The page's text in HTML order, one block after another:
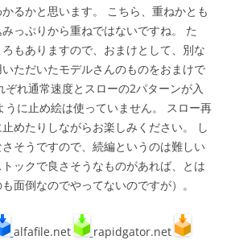
るかと思います。 こちら、重ねかとも
っぷりから重ねではないですね。 た
もありますので、おまけとして、別な
ただいたモデルさんのものをおまけで
れ通常速度とスローの2パターンが入
うに止め絵は使っていません。 スロー再
めたりしながらお楽しみください。 し
そうですので、続編というのは難しい
ックで良さそうなものがあれば、とは
面倒なのでやってないのですが）。
alfafile.net
rapidgator.net